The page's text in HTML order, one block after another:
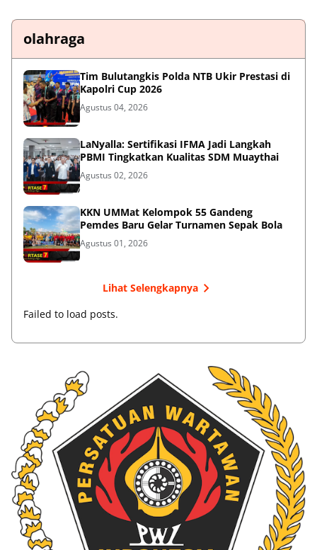
olahraga
Tim Bulutangkis Polda NTB Ukir Prestasi di
Kapolri Cup 2026
Agustus 04, 2026
LaNyalla: Sertifikasi IFMA Jadi Langkah
PBMI Tingkatkan Kualitas SDM Muaythai
Agustus 02, 2026
KKN UMMat Kelompok 55 Gandeng
Pemdes Baru Gelar Turnamen Sepak Bola
Agustus 01, 2026
Lihat Selengkapnya
Failed to load posts.